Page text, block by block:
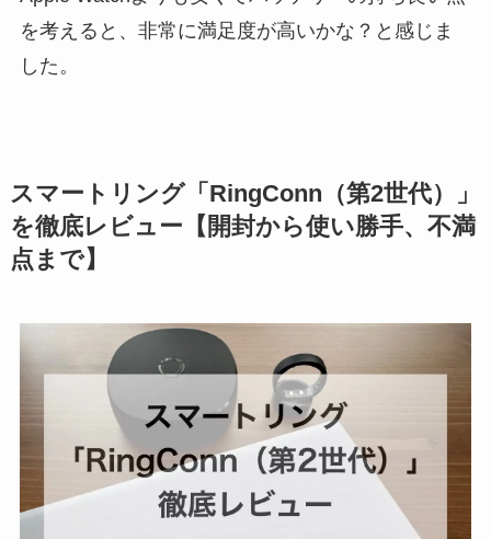
を考えると、非常に満足度が高いかな？と感じま
した。
スマートリング「RingConn（第2世代）」
を徹底レビュー【開封から使い勝手、不満
点まで】